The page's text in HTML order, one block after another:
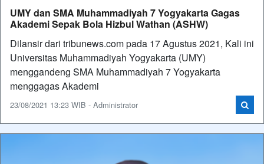
UMY dan SMA Muhammadiyah 7 Yogyakarta Gagas
Akademi Sepak Bola Hizbul Wathan (ASHW)
Dilansir dari tribunews.com pada 17 Agustus 2021, Kali ini
Universitas Muhammadiyah Yogyakarta (UMY)
menggandeng SMA Muhammadiyah 7 Yogyakarta
menggagas Akademi
23/08/2021 13:23 WIB - Administrator